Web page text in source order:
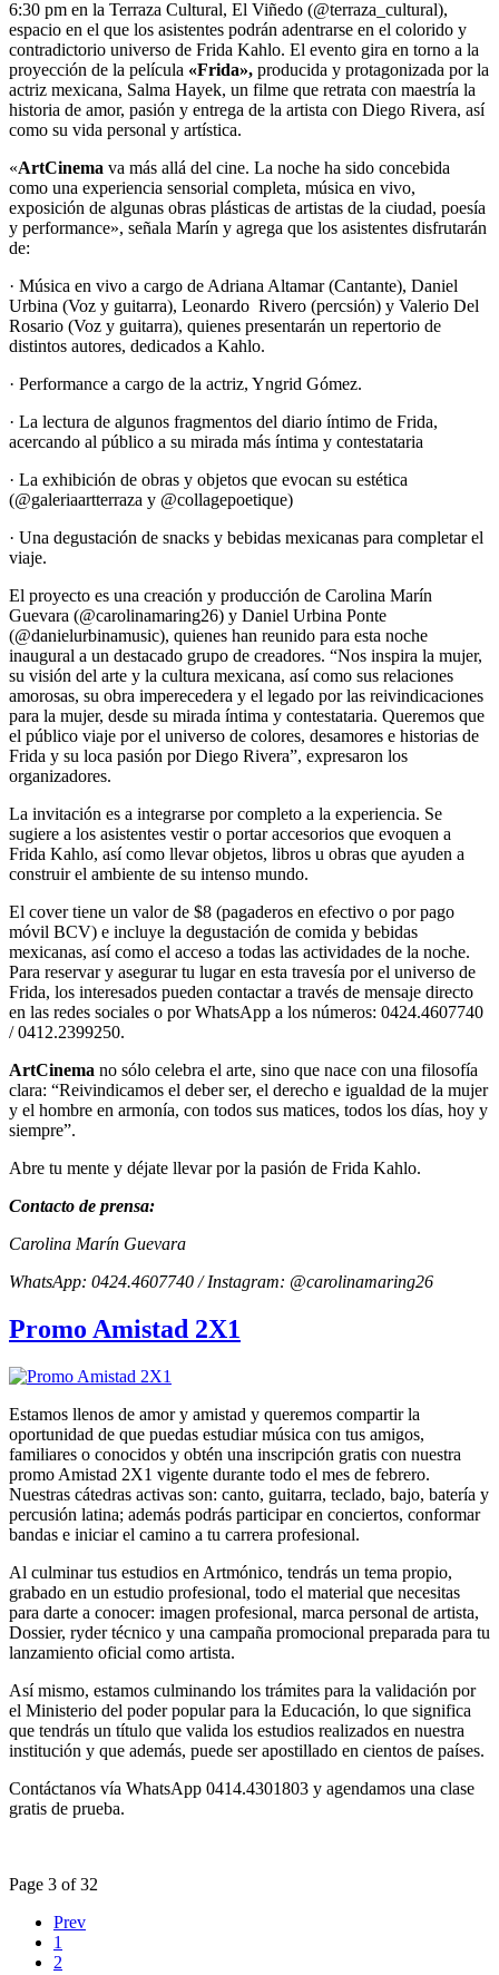
6:30 pm en la Terraza Cultural, El Viñedo (@terraza_cultural),
espacio en el que los asistentes podrán adentrarse en el colorido y
contradictorio universo de Frida Kahlo. El evento gira en torno a la
proyección de la película «Frida», producida y protagonizada por la
actriz mexicana, Salma Hayek, un filme que retrata con maestría la
historia de amor, pasión y entrega de la artista con Diego Rivera, así
como su vida personal y artística.
«ArtCinema va más allá del cine. La noche ha sido concebida
como una experiencia sensorial completa, música en vivo,
exposición de algunas obras plásticas de artistas de la ciudad, poesía
y performance», señala Marín y agrega que los asistentes disfrutarán
de:
· Música en vivo a cargo de Adriana Altamar (Cantante), Daniel
Urbina (Voz y guitarra), Leonardo Rivero (percsión) y Valerio Del
Rosario (Voz y guitarra), quienes presentarán un repertorio de
distintos autores, dedicados a Kahlo.
· Performance a cargo de la actriz, Yngrid Gómez.
· La lectura de algunos fragmentos del diario íntimo de Frida,
acercando al público a su mirada más íntima y contestataria
· La exhibición de obras y objetos que evocan su estética
(@galeriaartterraza y @collagepoetique)
· Una degustación de snacks y bebidas mexicanas para completar el
viaje.
El proyecto es una creación y producción de Carolina Marín
Guevara (@carolinamaring26) y Daniel Urbina Ponte
(@danielurbinamusic), quienes han reunido para esta noche
inaugural a un destacado grupo de creadores. “Nos inspira la mujer,
su visión del arte y la cultura mexicana, así como sus relaciones
amorosas, su obra imperecedera y el legado por las reivindicaciones
para la mujer, desde su mirada íntima y contestataria. Queremos que
el público viaje por el universo de colores, desamores e historias de
Frida y su loca pasión por Diego Rivera”, expresaron los
organizadores.
La invitación es a integrarse por completo a la experiencia. Se
sugiere a los asistentes vestir o portar accesorios que evoquen a
Frida Kahlo, así como llevar objetos, libros u obras que ayuden a
construir el ambiente de su intenso mundo.
El cover tiene un valor de $8 (pagaderos en efectivo o por pago
móvil BCV) e incluye la degustación de comida y bebidas
mexicanas, así como el acceso a todas las actividades de la noche.
Para reservar y asegurar tu lugar en esta travesía por el universo de
Frida, los interesados pueden contactar a través de mensaje directo
en las redes sociales o por WhatsApp a los números: 0424.4607740
/ 0412.2399250.
ArtCinema no sólo celebra el arte, sino que nace con una filosofía
clara: “Reivindicamos el deber ser, el derecho e igualdad de la mujer
y el hombre en armonía, con todos sus matices, todos los días, hoy y
siempre”.
Abre tu mente y déjate llevar por la pasión de Frida Kahlo.
Contacto de prensa:
Carolina Marín Guevara
WhatsApp: 0424.4607740 / Instagram: @carolinamaring26
Promo Amistad 2X1
Estamos llenos de amor y amistad y queremos compartir la
oportunidad de que puedas estudiar música con tus amigos,
familiares o conocidos y obtén una inscripción gratis con nuestra
promo Amistad 2X1 vigente durante todo el mes de febrero.
Nuestras cátedras activas son: canto, guitarra, teclado, bajo, batería y
percusión latina; además podrás participar en conciertos, conformar
bandas e iniciar el camino a tu carrera profesional.
Al culminar tus estudios en Artmónico, tendrás un tema propio,
grabado en un estudio profesional, todo el material que necesitas
para darte a conocer: imagen profesional, marca personal de artista,
Dossier, ryder técnico y una campaña promocional preparada para tu
lanzamiento oficial como artista.
Así mismo, estamos culminando los trámites para la validación por
el Ministerio del poder popular para la Educación, lo que significa
que tendrás un título que valida los estudios realizados en nuestra
institución y que además, puede ser apostillado en cientos de países.
Contáctanos vía WhatsApp 0414.4301803 y agendamos una clase
gratis de prueba.
Page 3 of 32
Prev
1
2